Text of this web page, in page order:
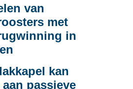
van
met
in
kan
passieve